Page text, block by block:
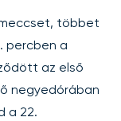
többet
percben a
az első
negyedórában
a 22.